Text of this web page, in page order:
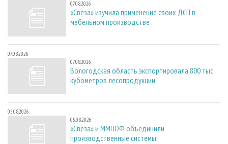
07.08.2026
«Свеза» изучила применение своих ДСП в
мебельном производстве
07.08.2026
07.08.2026
Вологодская область экспортировала 800 тыс.
кубометров лесопродукции
05.08.2026
05.08.2026
«Свеза» и ММПОФ объединили
производственные системы